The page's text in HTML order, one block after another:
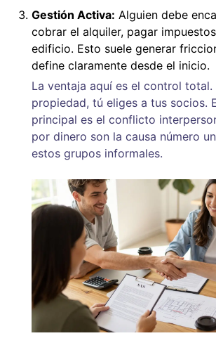
Gestión Activa: Alguien debe
cobrar el alquiler, pagar
edificio. Esto suele generar
define claramente desde el inicio.
La ventaja aquí es el control total.
propiedad, tú eliges a tus socios.
principal es el conflicto
por dinero son la causa número
estos grupos informales.